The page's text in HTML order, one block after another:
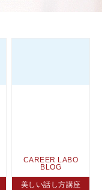
CAREER LABO
BLOG
美しい話し方講座